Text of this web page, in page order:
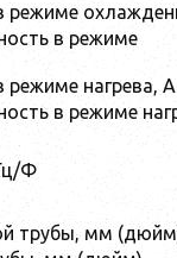
режиме
в режиме
нагрева, А
в режиме
Ф
трубы, мм